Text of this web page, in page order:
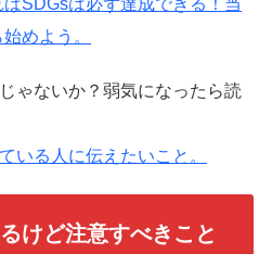
めよう。
ゃないか？弱気になったら読
いる人に伝えたいこと。
けど注意すべきこと